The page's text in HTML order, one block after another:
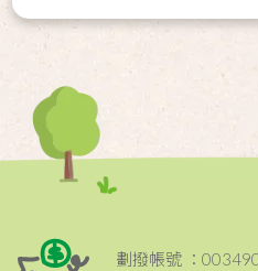
劃撥帳號 ：